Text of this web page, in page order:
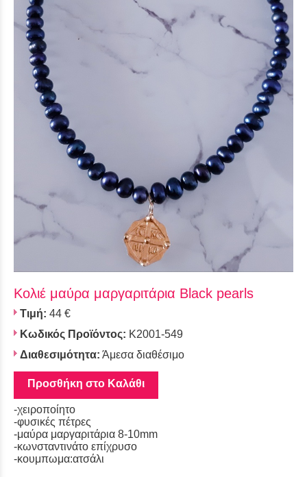
Κολιέ μαύρα μαργαριτάρια Black pearls
Τιμή: 44 €
Κωδικός Προϊόντος: Κ2001-549
Διαθεσιμότητα: Άμεσα διαθέσιμο
Προσθήκη στο Καλάθι
-χειροποίητο
-φυσικές πέτρες
-μαύρα μαργαριτάρια 8-10mm
-κωνσταντινάτο επίχρυσο
-κουμπωμα:ατσάλι